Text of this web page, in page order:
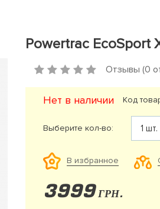
Powertrac EcoSport
Отзывы (0
Нет в наличии Код
Выберите кол-во:
В избранное
3999 ГРН.